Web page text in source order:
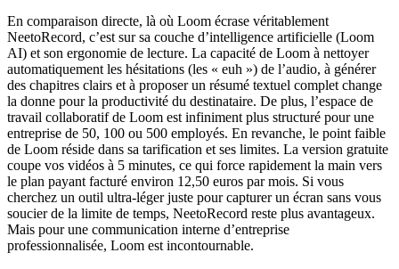
En comparaison directe, là où Loom écrase véritablement
NeetoRecord, c’est sur sa couche d’intelligence artificielle (Loom
AI) et son ergonomie de lecture. La capacité de Loom à nettoyer
automatiquement les hésitations (les « euh ») de l’audio, à générer
des chapitres clairs et à proposer un résumé textuel complet change
la donne pour la productivité du destinataire. De plus, l’espace de
travail collaboratif de Loom est infiniment plus structuré pour une
entreprise de 50, 100 ou 500 employés. En revanche, le point faible
de Loom réside dans sa tarification et ses limites. La version gratuite
coupe vos vidéos à 5 minutes, ce qui force rapidement la main vers
le plan payant facturé environ 12,50 euros par mois. Si vous
cherchez un outil ultra-léger juste pour capturer un écran sans vous
soucier de la limite de temps, NeetoRecord reste plus avantageux.
Mais pour une communication interne d’entreprise
professionnalisée, Loom est incontournable.